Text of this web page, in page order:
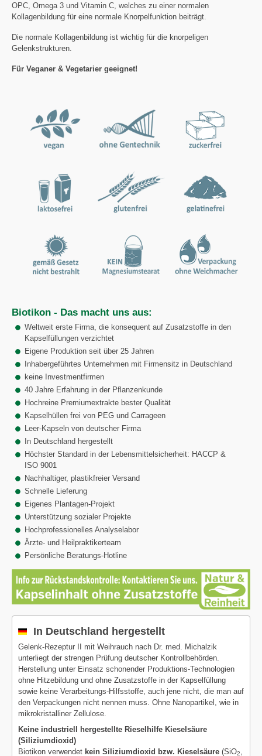
OPC, Omega 3 und Vitamin C, welches zu einer normalen
Kollagenbildung für eine normale Knorpelfunktion beiträgt.
Die normale Kollagenbildung ist wichtig für die knorpeligen
Gelenkstrukturen.
Für Veganer & Vegetarier geeignet!
Biotikon - Das macht uns aus:
Weltweit erste Firma, die konsequent auf Zusatzstoffe in den
Kapselfüllungen verzichtet
Eigene Produktion seit über 25 Jahren
Inhabergeführtes Unternehmen mit Firmensitz in Deutschland
keine Investmentfirmen
40 Jahre Erfahrung in der Pflanzenkunde
Hochreine Premiumextrakte bester Qualität
Kapselhüllen frei von PEG und Carrageen
Leer-Kapseln von deutscher Firma
In Deutschland hergestellt
Höchster Standard in der Lebensmittelsicherheit: HACCP &
ISO 9001
Nachhaltiger, plastikfreier Versand
Schnelle Lieferung
Eigenes Plantagen-Projekt
Unterstützung sozialer Projekte
Hochprofessionelles Analyselabor
Ärzte- und Heilpraktikerteam
Persönliche Beratungs-Hotline
In Deutschland hergestellt
Gelenk-Rezeptur II mit Weihrauch nach Dr. med. Michalzik
unterliegt der strengen Prüfung deutscher Kontrollbehörden.
Herstellung unter Einsatz schonender Produktions-Technologien
ohne Hitzebildung und ohne Zusatzstoffe in der Kapselfüllung
sowie keine Verarbeitungs-Hilfsstoffe, auch jene nicht, die man auf
den Verpackungen nicht nennen muss. Ohne Nanopartikel, wie in
mikrokristalliner Zellulose.
Keine industriell hergestellte Rieselhilfe Kieselsäure
(Siliziumdioxid)
Biotikon verwendet kein Siliziumdioxid bzw. Kieselsäure (SiO2